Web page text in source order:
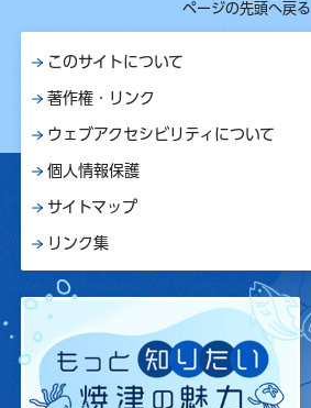
ページの先頭へ戻る
このサイトについて
著作権・リンク
ウェブアクセシビリティについて
個人情報保護
サイトマップ
リンク集